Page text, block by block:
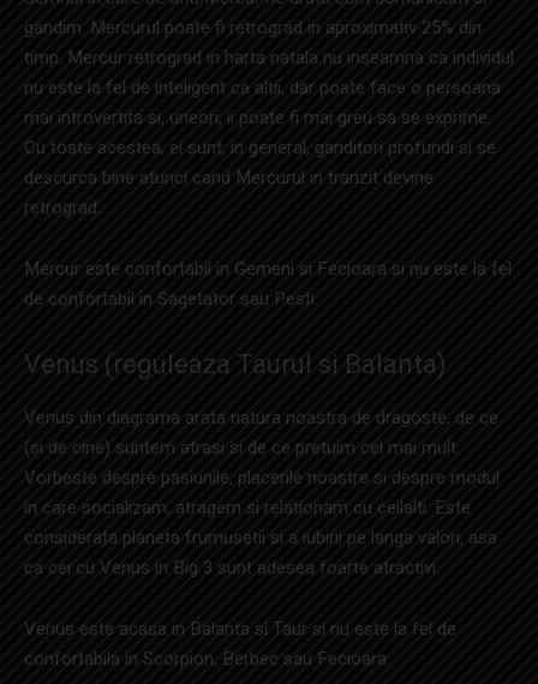
gandim. Mercurul poate fi retrograd in aproximativ 25% din
timp. Mercur retrograd in harta natala nu inseamna ca individul
nu este la fel de inteligent ca altii, dar poate face o persoana
mai introvertita si, uneori, ii poate fi mai greu sa se exprime.
Cu toate acestea, ei sunt, in general, ganditori profundi si se
descurca bine atunci cand Mercurul in tranzit devine
retrograd.
Mercur este confortabil in Gemeni si Fecioara si nu este la fel
de confortabil in Sagetator sau Pesti.
Venus (reguleaza Taurul si Balanta)
Venus din diagrama arata natura noastra de dragoste, de ce
(si de cine) suntem atrasi si de ce pretuim cel mai mult.
Vorbeste despre pasiunile, placerile noastre si despre modul
in care socializam, atragem si relationam cu ceilalti. Este
considerata planeta frumusetii si a iubirii pe langa valori, asa
ca cei cu Venus in Big 3 sunt adesea foarte atractivi.
Venus este acasa in Balanta si Taur si nu este la fel de
confortabila in Scorpion, Berbec sau Fecioara.